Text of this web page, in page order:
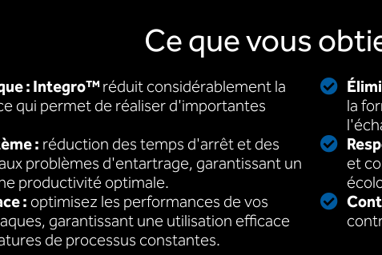
Ce que vous
: Integro™réduit considérablement la
qui permet de réaliser d'importantes
:réduction des temps d'arrêt et des
problèmes d'entartrage, garantissant un
productivité optimale.
:optimisez les performances de vos
garantissant une utilisation efficace
de processus constantes.
la
et